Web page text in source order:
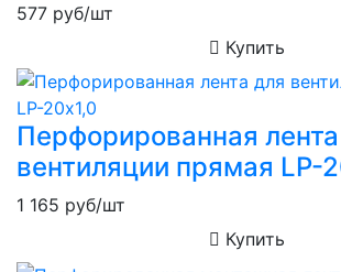
577 руб/шт
Купить
Перфорированная
вентиляции прямая LP-
1 165 руб/шт
Купить